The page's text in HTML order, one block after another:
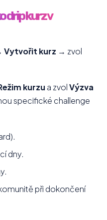
drip kurz v
Vytvořit kurz → zvol
kurzu a zvolVýzva
specifické challenge
dny.
při dokončení